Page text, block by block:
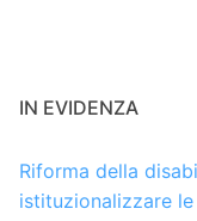
IN EVIDENZA
Riforma della
istituzionalizzare